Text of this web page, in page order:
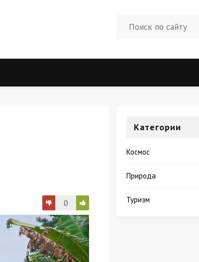
0
Категории
Космос
Природа
Туризм